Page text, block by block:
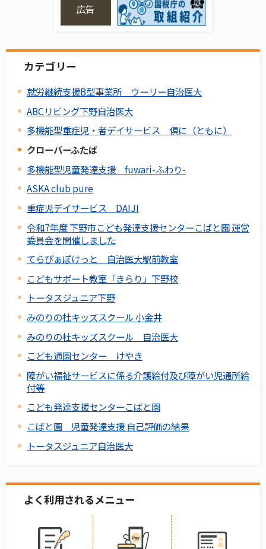
広告
カテゴリー
就労継続支援B型事業所 ウーリー自治医大
ABCリビング下野自治医大
多機能型重症児・者デイサービス 倶に（ともに）
クローバーふたば
多機能型児童発達支援 fuwari-ふわり-
ASKA club pure
重症児デイサービス DAIJI
令和7年度 下野市こども発達支援センターこばと園 運営
委員会を開催しました
てらぴぁぽけっと 自治医大駅前教室
こどもサポート教室「きらり」下野校
トータスジュニア下野
みのりの杜キッズスクール 小金井
みのりの杜キッズスクール 自治医大
こども通園センター けやき
障がい福祉サービスに係る介護給付及び障がい児通所給
付等
こども発達支援センターこばと園
こばと園 児童発達支援 自己評価の結果
トータスジュニア自治医大
よく利用されるメニュー